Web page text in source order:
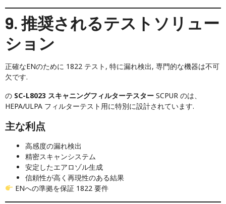
9. 推奨されるテストソリュー
ション
正確なENのために 1822 テスト, 特に漏れ検出, 専門的な機器は不可
欠です.
の SC-L8023 スキャニングフィルターテスター SCPUR のは、
HEPA/ULPA フィルターテスト用に特別に設計されています.
主な利点
高感度の漏れ検出
精密スキャンシステム
安定したエアロゾル生成
信頼性が高く再現性のある結果
ENへの準拠を保証 1822 要件